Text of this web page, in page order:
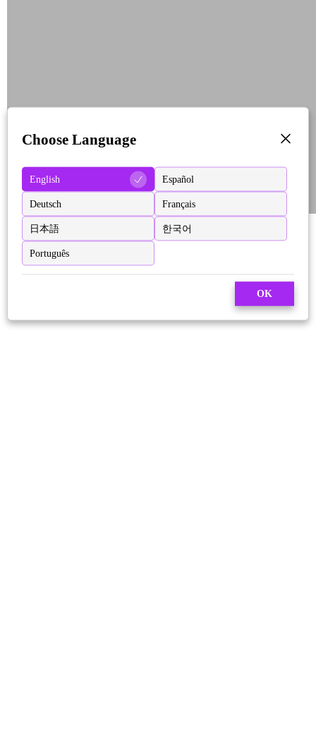
Choose Language
English Español
Deutsch Français
日本語 한국어
Português
OK